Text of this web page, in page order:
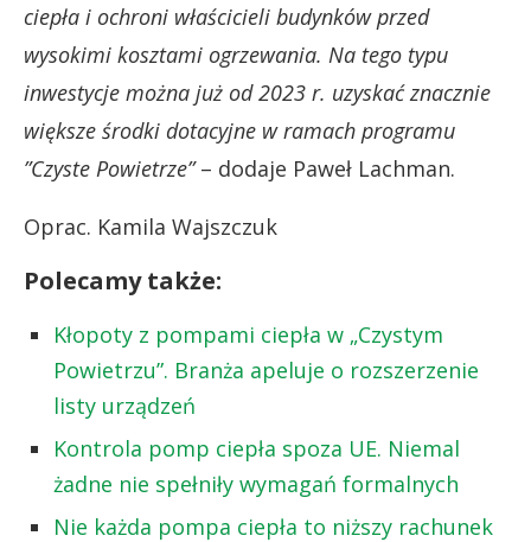
ciepła i ochroni właścicieli budynków przed
wysokimi kosztami ogrzewania. Na tego typu
inwestycje można już od 2023 r. uzyskać znacznie
większe środki dotacyjne w ramach programu
”Czyste Powietrze”– dodaje Paweł Lachman.
Oprac. Kamila Wajszczuk
Polecamy także:
Kłopoty z pompami ciepła w „Czystym
Powietrzu”. Branża apeluje o rozszerzenie
listy urządzeń
Kontrola pomp ciepła spoza UE. Niemal
żadne nie spełniły wymagań formalnych
Nie każda pompa ciepła to niższy rachunek